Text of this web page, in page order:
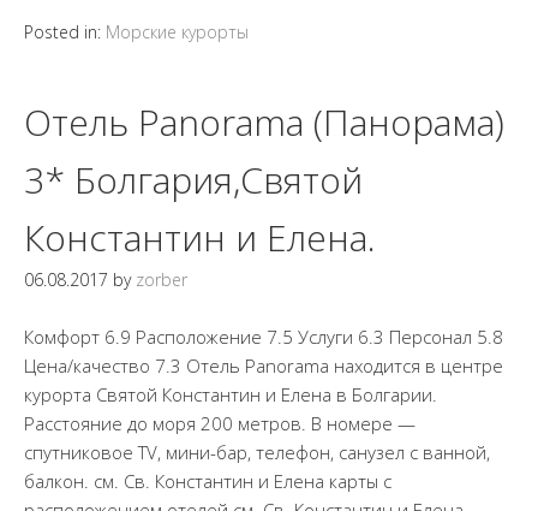
Posted in: Морские курорты
Отель Panorama (Панорама)
3* Болгария,Святой
Константин и Елена.
06.08.2017 by zorber
Комфорт 6.9 Расположение 7.5 Услуги 6.3 Персонал 5.8
Цена/качество 7.3 Отель Panorama находится в центре
курорта Святой Константин и Елена в Болгарии.
Расстояние до моря 200 метров. В номере —
cпутниковое TV, мини-бар, телефон, санузел с ванной,
балкон. см. Св. Константин и Елена карты с